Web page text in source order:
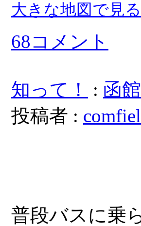
大きな地図で見る
68コメント
知って！ : 函
投稿者 :
普段バスに乗